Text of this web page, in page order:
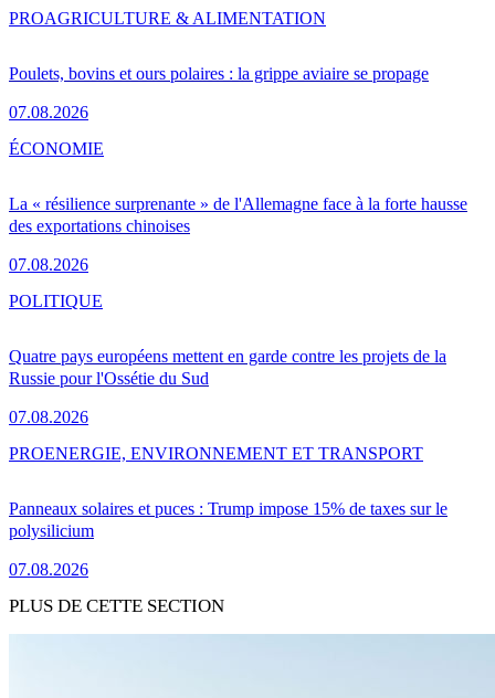
Poulets, bovins et ours polaires : la grippe aviaire se propage
07.08.2026
PROAGRICULTURE & ALIMENTATION
La « résilience surprenante » de l'Allemagne face à la forte hausse
des exportations chinoises
07.08.2026
ÉCONOMIE
Quatre pays européens mettent en garde contre les projets de la
Russie pour l'Ossétie du Sud
07.08.2026
POLITIQUE
Panneaux solaires et puces : Trump impose 15% de taxes sur le
polysilicium
07.08.2026
PROENERGIE, ENVIRONNEMENT ET TRANSPORT
PLUS DE CETTE SECTION